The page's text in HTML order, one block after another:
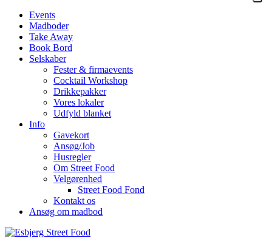
Events
Madboder
Take Away
Book Bord
Selskaber
Fester & firmaevents
Cocktail Workshop
Drikkepakker
Vores lokaler
Udfyld blanket
Info
Gavekort
Ansøg/Job
Husregler
Om Street Food
Velgørenhed
Street Food Fond
Kontakt os
Ansøg om madbod